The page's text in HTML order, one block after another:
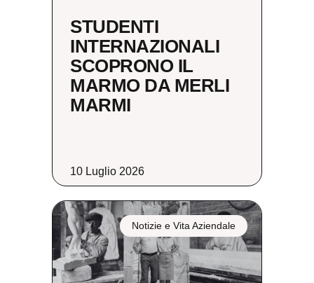
STUDENTI
INTERNAZIONALI
SCOPRONO IL
MARMO DA MERLI
MARMI
10 Luglio 2026
Notizie e Vita Aziendale